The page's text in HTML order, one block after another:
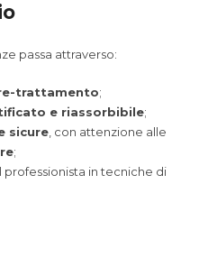
passa attraverso:
trattamento;
e riassorbibile;
sicure, con attenzione alle
;
professionista in tecniche di